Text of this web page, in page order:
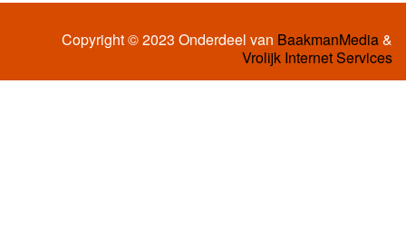
Copyright © 2023 Onderdeel van BaakmanMedia&
Vrolijk Internet Services